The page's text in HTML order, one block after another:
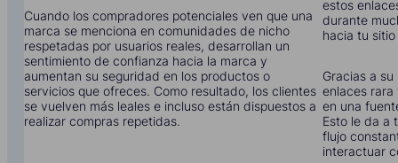
Cuando los compradores potenciales ven que una
marca se menciona en comunidades de nicho
respetadas por usuarios reales, desarrollan un
sentimiento de confianza hacia la marca y
aumentan su seguridad en los productos o
servicios que ofreces. Como resultado, los clientes
se vuelven más leales e incluso están dispuestos a
realizar compras repetidas.
estos
durante
hacia tu
Gracias a
enlaces rara
en una
Esto le da a
flujo
interactuar